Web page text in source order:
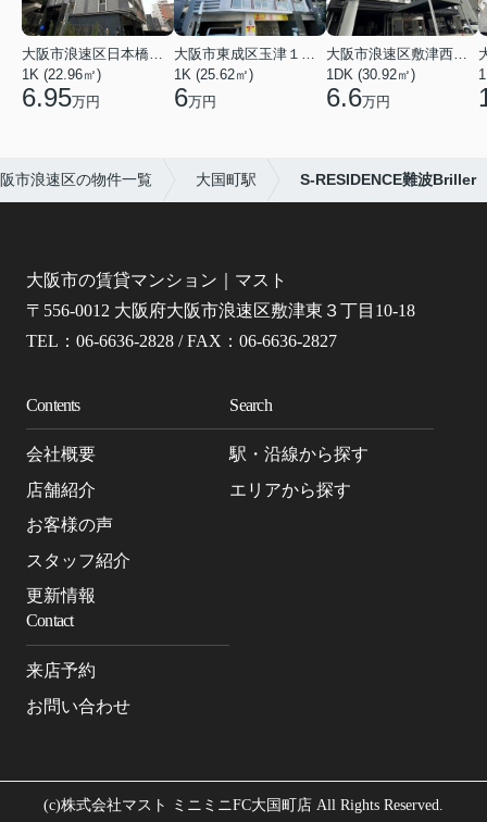
大阪市浪速区日本橋東３丁目
1K (22.96㎡)
6.95万円
大阪市東成区玉津１丁目
1K (25.62㎡)
6万円
大阪市浪速区敷津西１丁目
1DK (30.92㎡)
6.6万円
市浪速区の物件一覧 大国町駅 S-RESIDENCE難波Briller
大阪市の賃貸マンション｜マスト
〒556-0012 大阪府大阪市浪速区敷津東３丁目10-18
TEL：06-6636-2828 / FAX：06-6636-2827
Contents
会社概要
店舗紹介
お客様の声
スタッフ紹介
更新情報
Search
駅・沿線から探す
エリアから探す
Contact
来店予約
お問い合わせ
(c)株式会社マスト ミニミニFC大国町店 All Rights Reserved.